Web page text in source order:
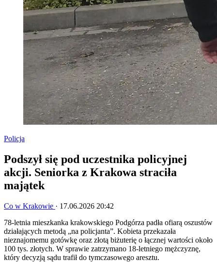
Policja
Podszył się pod uczestnika policyjnej
akcji. Seniorka z Krakowa straciła
majątek
Co w Krakowie · 17.06.2026 20:42
78-letnia mieszkanka krakowskiego Podgórza padła ofiarą oszustów
działających metodą „na policjanta”. Kobieta przekazała
nieznajomemu gotówkę oraz złotą biżuterię o łącznej wartości około
100 tys. złotych. W sprawie zatrzymano 18-letniego mężczyznę,
który decyzją sądu trafił do tymczasowego aresztu.